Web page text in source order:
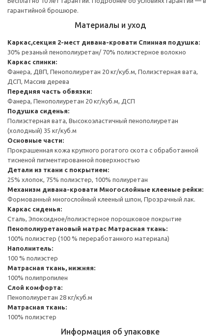
гарантийной брошюре.
Материалы и уход
Каркас,секция 2-мест дивана-кровати Спинная подушка:
30% резаный пенополиуретан/ 70% полиэстерное волокно
Каркас спинки:
Фанера, ДВП, Пенополиуретан 20 кг/куб.м, Полиэстерная вата,
ДСП, Массив дерева
Передняя часть обвязки:
Фанера, Пенополиуретан 20 кг/куб.м, ДСП
Подушка сиденья:
Полиэстерная вата, Высокоэластичный пенополиуретан
(холодный) 35 кг/куб.м
Основные части:
Прокрашенная кожа крупного рогатого скота с обработанной
тисненой пигментированной поверхностью
Детали из ткани с покрытием:
25% хлопок, 75% полиэстер, 100% полиуретан
Механизм дивана-кровати Многослойные клееные рейки:
Формованный многослойный клееный шпон, Прозрачный лак.
Каркас сиденья:
Сталь, Эпоксидное/полиэстерное порошковое покрытие
Пенополиуретановый матрас Матрасная ткань:
100% полиэстер (100 % переработанного материала)
Наполнитель:
100 % полиэстер
Матрасная ткань, нижняя:
100% полипропилен
Слой комфорта:
Пенополиуретан 28 кг/куб.м
Матрасная ткань:
100% полиэстер
Информация об упаковке